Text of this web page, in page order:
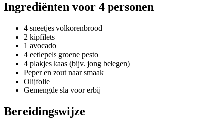
Ingrediënten voor 4 personen
4 sneetjes volkorenbrood
2 kipfilets
1 avocado
4 eetlepels groene pesto
4 plakjes kaas (bijv. jong belegen)
Peper en zout naar smaak
Olijfolie
Gemengde sla voor erbij
Bereidingswijze